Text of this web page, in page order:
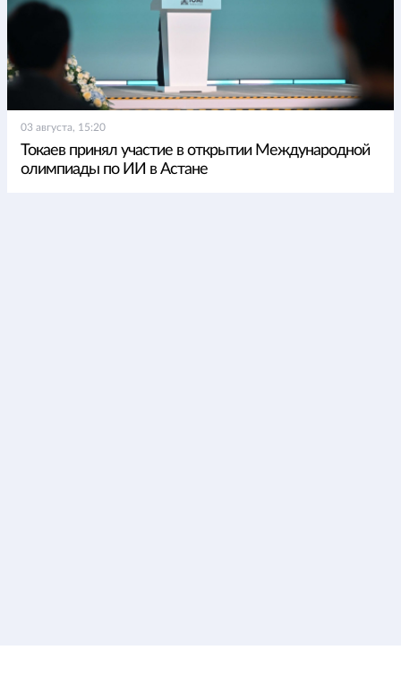
03 августа, 15:20
Токаев принял участие в открытии Международной
олимпиады по ИИ в Астане